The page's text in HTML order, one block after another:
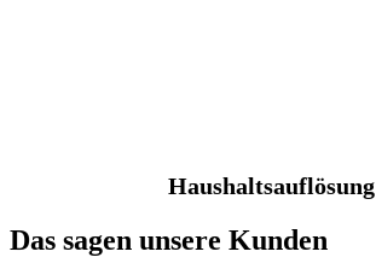
Haushaltsauflösung
Das sagen unsere Kunden